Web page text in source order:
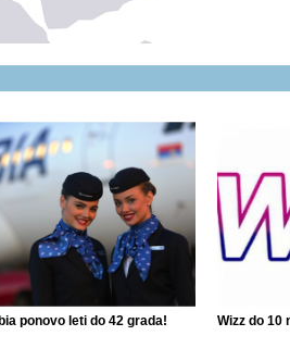
ponovo leti do 42 grada! Wizz do 10